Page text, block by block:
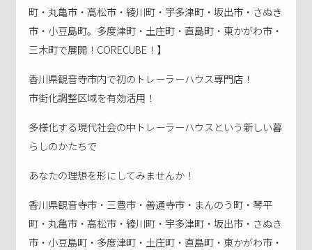
町・丸亀市・高松市・綾川町・宇多津町・坂出市・さぬき
市・小豆島町。多度津町・土庄町・直島町・東かがわ市・
三木町で展開！CORECUBE！】
香川県観音寺市内で初のトレーラーハウス専門店！
市街化調整区域を有効活用！
多様化する現代社会の中トレーラーハウスという新しい暮
らしのかたちで
あなたの理想を形にしてみませんか！
香川県観音寺市・三豊市・善通寺市・まんのう町・琴平
町・丸亀市・高松市・綾川町・宇多津町・坂出市・さぬき
市・小豆島町・多度津町・土庄町・直島町・東かがわ市・